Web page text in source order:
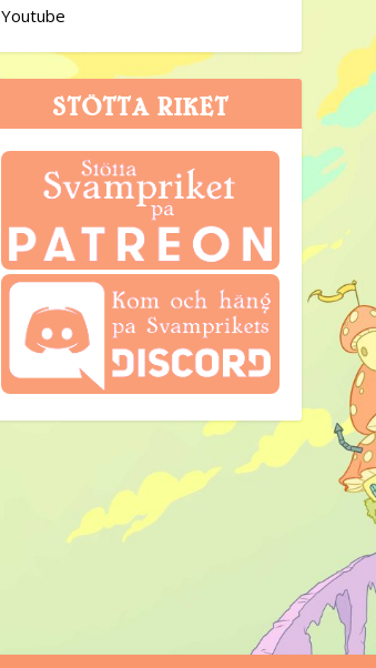
Youtube
STÖTTA RIKET